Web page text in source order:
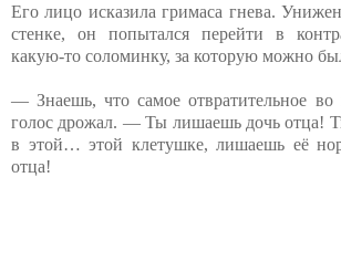
Его лицо исказила гримаса гнева.
стенке, он попытался перейти в
какую-то соломинку, за которую можно
— Знаешь, что самое отвратительное
голос дрожал. — Ты лишаешь дочь отца!
в этой… этой клетушке, лишаешь её
отца!